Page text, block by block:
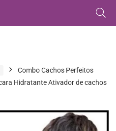
Combo Cachos Perfeitos
Hidratante Ativador de cachos